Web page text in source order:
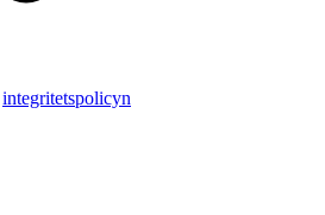
integritetspolicyn